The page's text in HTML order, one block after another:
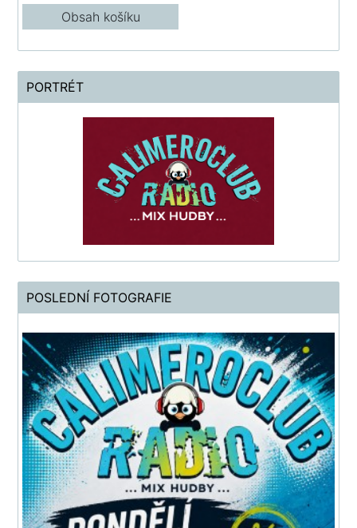
Obsah košíku
PORTRÉT
POSLEDNÍ FOTOGRAFIE